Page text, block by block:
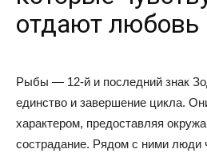
отдают любовь
Рыбы — 12-й и последний знак
единство и завершение цикла.
характером, предоставляя
сострадание. Рядом с ними люди